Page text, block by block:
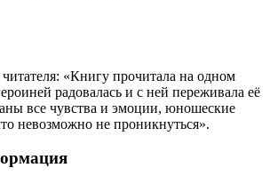
«Книгу прочитала на одном
радовалась и с ней переживала её
все чувства и эмоции, юношеские
невозможно не проникнуться».